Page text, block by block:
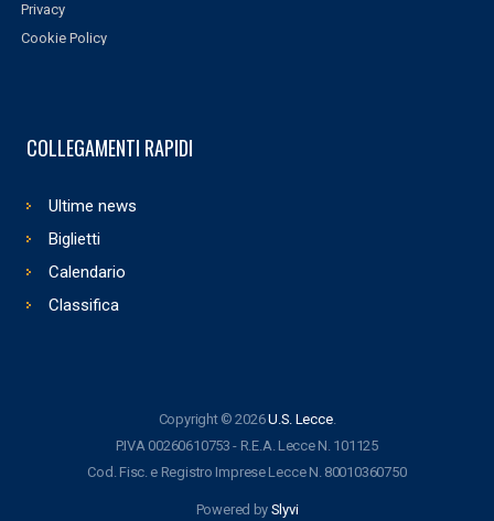
Privacy
Cookie Policy
COLLEGAMENTI RAPIDI
Ultime news
Biglietti
Calendario
Classifica
Copyright © 2026U.S. Lecce.
P.IVA 00260610753 - R.E.A. Lecce N. 101125
Cod. Fisc. e Registro Imprese Lecce N. 80010360750
Powered by Slyvi